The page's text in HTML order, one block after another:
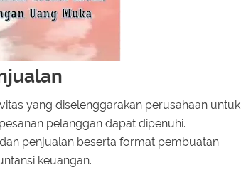
yang diselenggarakan perusahaan untuk
pelanggan dapat dipenuhi.
penjualan beserta format pembuatan
keuangan.